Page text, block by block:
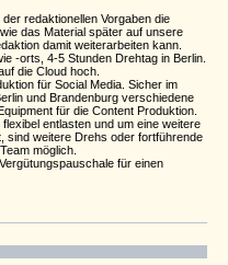
redaktionellen Vorgaben die
das Material später auf unsere
damit weiterarbeiten kann.
-orts, 4-5 Stunden Drehtag in Berlin.
die Cloud hoch.
für Social Media. Sicher im
und Brandenburg verschiedene
für die Content Produktion.
entlasten und um eine weitere
sind weitere Drehs oder fortführende
möglich.
für einen